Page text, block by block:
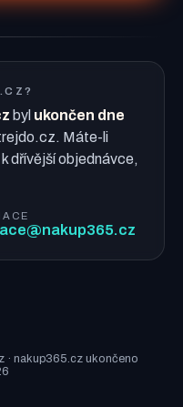
byl ukončen dne
Máte-li
dřívější objednávce,
· nakup365.cz ukončeno